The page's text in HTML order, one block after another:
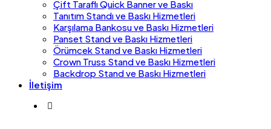
Çift Taraflı Quick Banner ve Baskı
Tanıtım Standı ve Baskı Hizmetleri
Karşılama Bankosu ve Baskı Hizmetleri
Panset Stand ve Baskı Hizmetleri
Örümcek Stand ve Baskı Hizmetleri
Crown Truss Stand ve Baskı Hizmetleri
Backdrop Stand ve Baskı Hizmetleri
İletişim